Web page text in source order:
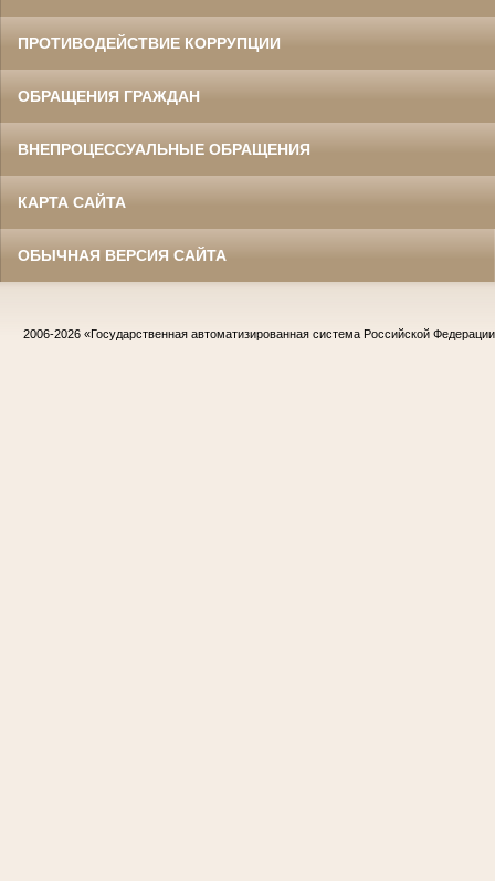
ПРОТИВОДЕЙСТВИЕ КОРРУПЦИИ
ОБРАЩЕНИЯ ГРАЖДАН
ВНЕПРОЦЕССУАЛЬНЫЕ ОБРАЩЕНИЯ
КАРТА САЙТА
ОБЫЧНАЯ ВЕРСИЯ САЙТА
2006-2026 «Государственная автоматизированная система Российской